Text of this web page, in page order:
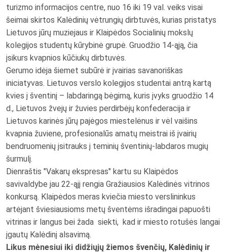
turizmo informacijos centre, nuo 16 iki 19 val. veiks visai
šeimai skirtos Kalėdinių vėtrungių dirbtuvės, kurias pristatys
Lietuvos jūrų muziejaus ir Klaipėdos Socialinių mokslų
kolegijos studentų kūrybinė grupė. Gruodžio 14-ąją, čia
įsikurs kvapnios kūčiukų dirbtuvės.
Gerumo idėja šiemet subūrė ir įvairias savanoriškas
iniciatyvas. Lietuvos verslo kolegijos studentai antrą kartą
kvies į šventinį – labdaringą bėgimą, kuris įvyks gruodžio 14
d., Lietuvos žvejų ir žuvies perdirbėjų konfederacija ir
Lietuvos karinės jūrų pajėgos miestelėnus ir vėl vaišins
kvapnia žuviene, profesionalūs amatų meistrai iš įvairių
bendruomenių įsitrauks į teminių šventinių-labdaros mugių
šurmulį.
Dienraštis "Vakarų ekspresas" kartu su Klaipėdos
savivaldybe jau 22-ąjį rengia Gražiausios Kalėdinės vitrinos
konkursą. Klaipėdos meras kviečia miesto verslininkus
artėjant šviesiausioms metų šventėms išradingai papuošti
vitrinas ir langus bei žada siekti, kad ir miesto rotušės langai
įgautų Kalėdinį alsavimą.
Likus mėnesiui iki didžiųjų žiemos švenčių, Kalėdinių ir